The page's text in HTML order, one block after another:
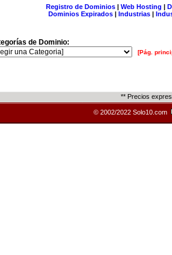
Registro de Dominios| Web Hosting |
Dominios Expirados | Industrias |
de Dominio:
[Pág.
** Precios
© 2002/2022 Solo10.com